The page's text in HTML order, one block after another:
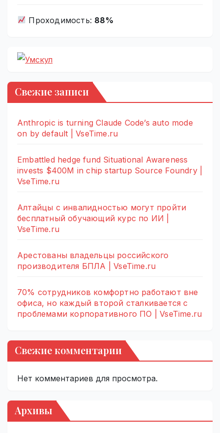
Проходимость: 88%
Свежие записи
Anthropic is turning Claude Code’s auto mode
on by default | VseTime.ru
Embattled hedge fund Situational Awareness
invests $400M in chip startup Source Foundry |
VseTime.ru
Алтайцы с инвалидностью могут пройти
бесплатный обучающий курс по ИИ |
VseTime.ru
Арестованы владельцы российского
производителя БПЛА | VseTime.ru
70% сотрудников комфортно работают вне
офиса, но каждый второй сталкивается с
проблемами корпоративного ПО | VseTime.ru
Свежие комментарии
Нет комментариев для просмотра.
Архивы